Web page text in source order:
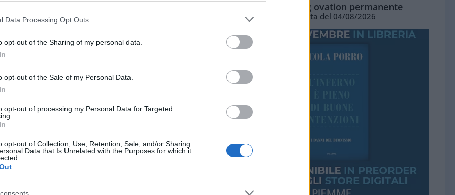
Data Processing Opt Outs
opt-out of the Sharing of my personal data.
opt-out of the Sale of my Personal Data.
opt-out of processing my Personal Data for Targeted
opt-out of Collection, Use, Retention, Sale, and/or Sharing
Data that Is Unrelated with the Purposes for which it
di vita, che trova in Dio il suo
di essere amato. E’ cercare
una storia complicata, come una fedeltà
temere che l’amore possa essere
Amare e desiderare di essere
e sperare che ci possa essere
grande. Amare è percorrere le vie della
Amare è arrendersi.
che trova in Dio il suo giudizio e il suo
La standing ovation permanente
Vignetta del 04/08/2026